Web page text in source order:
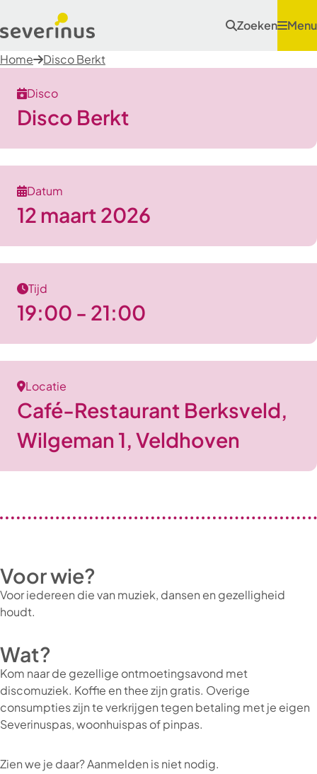
Zoeken Menu
Home Disco Berkt
Disco
Disco Berkt
Datum
12 maart 2026
Tijd
19:00 - 21:00
Locatie
Café-Restaurant Berksveld,
Wilgeman 1, Veldhoven
Voor wie?
Voor iedereen die van muziek, dansen en gezelligheid
houdt.
Wat?
Kom naar de gezellige ontmoetingsavond met
discomuziek. Koffie en thee zijn gratis. Overige
consumpties zijn te verkrijgen tegen betaling met je eigen
Severinuspas, woonhuispas of pinpas.
Zien we je daar? Aanmelden is niet nodig.